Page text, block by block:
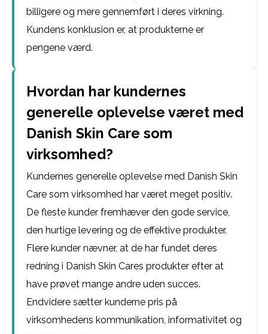
billigere og mere gennemført i deres virkning.
Kundens konklusion er, at produkterne er
pengene værd.
Hvordan har kundernes
generelle oplevelse været med
Danish Skin Care som
virksomhed?
Kundernes generelle oplevelse med Danish Skin
Care som virksomhed har været meget positiv.
De fleste kunder fremhæver den gode service,
den hurtige levering og de effektive produkter.
Flere kunder nævner, at de har fundet deres
redning i Danish Skin Cares produkter efter at
have prøvet mange andre uden succes.
Endvidere sætter kunderne pris på
virksomhedens kommunikation, informativitet og